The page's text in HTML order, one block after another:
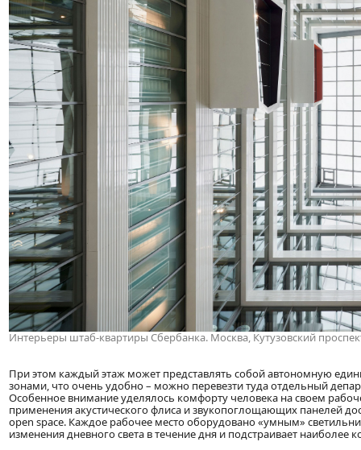
Интерьеры штаб-квартиры Сбербанка. Москва, Кутузовский
При этом каждый этаж может представлять собой автономную
зонами, что очень удобно – можно перевезти туда отдельный
Особенное внимание уделялось комфорту человека на своем
применения акустического флиса и звукопоглощающих панелей
open space. Каждое рабочее место оборудовано «умным»
изменения дневного света в течение дня и подстраивает